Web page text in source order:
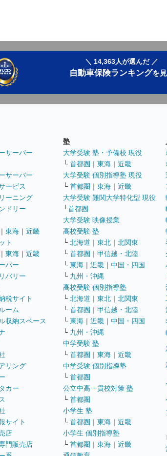
＼ 14,363人が選んだ ／
自動車保険ランキングを
サーバー
サーバー
ービス
ーニング
ドリー
｜ 東海 ｜ 近畿
ト
｜ 東海 ｜ 近畿
パー
バリー
税サイト
ーム
収納スペース
リング
カー
サイト
店
門販売店
塾
大学受験 塾・予備校 現役
└ 首都圏 ｜ 東海 ｜ 近畿
大学受験 個別指導塾 現役
└ 首都圏 ｜ 東海 ｜ 近畿
大学受験 難関大学特化型 現役
└首都圏
大学受験 映像授業
高校受験 塾
└ 北海道 ｜ 東北 ｜ 北関東
└ 首都圏 ｜ 甲信越・北陸
└ 東海 ｜ 近畿 ｜ 中国・四国
└ 九州・沖縄
高校受験 個別指導塾
└ 北海道 ｜ 東北 ｜ 北関東
└ 首都圏 ｜ 甲信越・北陸
└ 東海 ｜ 近畿 ｜ 中国・四国
└ 九州・沖縄
中学受験 塾
└ 首都圏 ｜ 東海 ｜ 近畿
中学受験 個別指導塾
└ 首都圏
公立中高一貫校対策 塾
└ 首都圏
小学生 塾
└ 首都圏 ｜ 東海 ｜ 近畿
小学生 個別指導塾
└ 首都圏 ｜ 東海 ｜ 近畿